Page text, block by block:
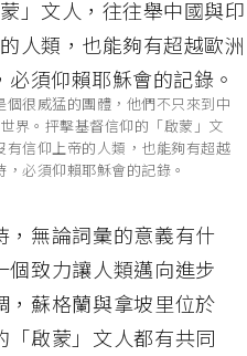
很威猛的團體，他們不只來到中
界。抨擊基督信仰的「啟蒙」文
信仰上帝的人類，也能夠有超越
必須仰賴耶穌會的記錄。
，無論詞彙的意義有什
致力讓人類邁向進步
蘇格蘭與拿坡里位於
啟蒙」文人都有共同